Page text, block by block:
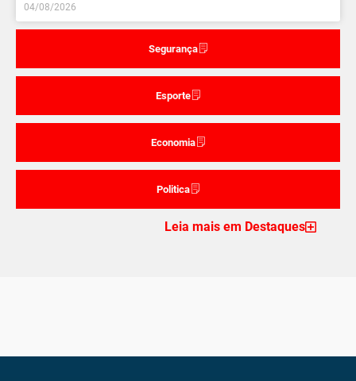
Segurança
Esporte
Economia
Politica
04/08/2026
Leia mais em Destaques